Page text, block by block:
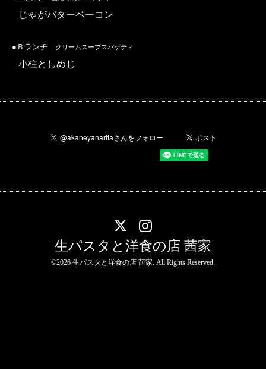
じゃがバターベーコン
●Ｂランチ クリームスープスパゲティ
小柱としめじ
生パスタと洋食の店 茜家
©2026 生パスタと洋食の店 茜家. All Rights Reserved.